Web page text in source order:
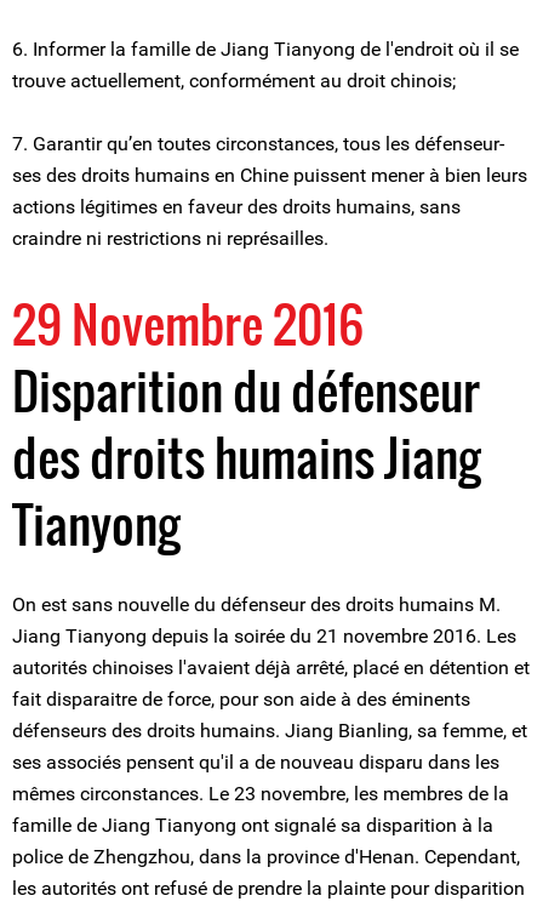
6. Informer la famille de Jiang Tianyong de l'endroit où il se
trouve actuellement, conformément au droit chinois;
7. Garantir qu’en toutes circonstances, tous les défenseur-
ses des droits humains en Chine puissent mener à bien leurs
actions légitimes en faveur des droits humains, sans
craindre ni restrictions ni représailles.
29 Novembre 2016
Disparition du défenseur
des droits humains Jiang
Tianyong
On est sans nouvelle du défenseur des droits humains M.
Jiang Tianyong depuis la soirée du 21 novembre 2016. Les
autorités chinoises l'avaient déjà arrêté, placé en détention et
fait disparaitre de force, pour son aide à des éminents
défenseurs des droits humains. Jiang Bianling, sa femme, et
ses associés pensent qu'il a de nouveau disparu dans les
mêmes circonstances. Le 23 novembre, les membres de la
famille de Jiang Tianyong ont signalé sa disparition à la
police de Zhengzhou, dans la province d'Henan. Cependant,
les autorités ont refusé de prendre la plainte pour disparition